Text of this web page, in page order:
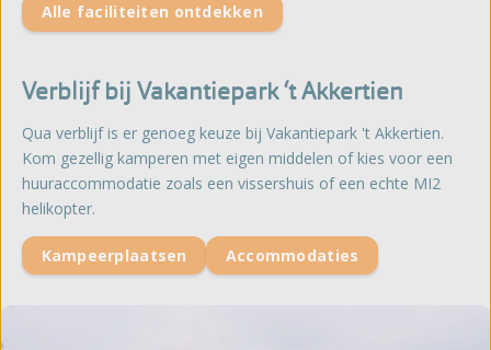
Alle faciliteiten ontdekken
Verblijf bij Vakantiepark ‘t Akkertien
Qua verblijf is er genoeg keuze bij Vakantiepark 't Akkertien.
Kom gezellig kamperen met eigen middelen of kies voor een
huuraccommodatie zoals een vissershuis of een echte MI2
helikopter.
Kampeerplaatsen Accommodaties